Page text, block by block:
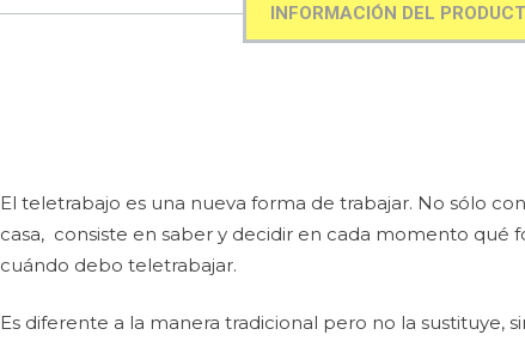
INFORMACIÓN DEL
El teletrabajo es una nueva forma de trabajar. No sólo
casa, consiste en saber y decidir en cada momento qué
cuándo debo teletrabajar.
Es diferente a la manera tradicional pero no la sustituye,